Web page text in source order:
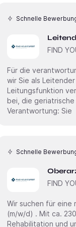
Schnelle
FIND
Für die
wir Sie als Leitender Oberarzt Geriatrie (m/w/d) in einer modernen Klinik mit ca. 110 Betten. In dieser
Leitungsfunktion
bei, die geriatrische
Verantwortung: Sie
Schnelle
FIND
Wir suchen für eine moderne
(m/w/d) . Mit ca. 230 Betten bietet die Einrichtung ein spezialisiertes Umfeld für die orthopädische
Rehabilitation und